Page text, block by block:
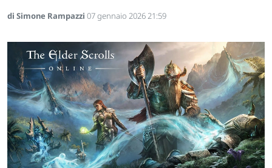
di Simone Rampazzi 07 gennaio 2026 21:59